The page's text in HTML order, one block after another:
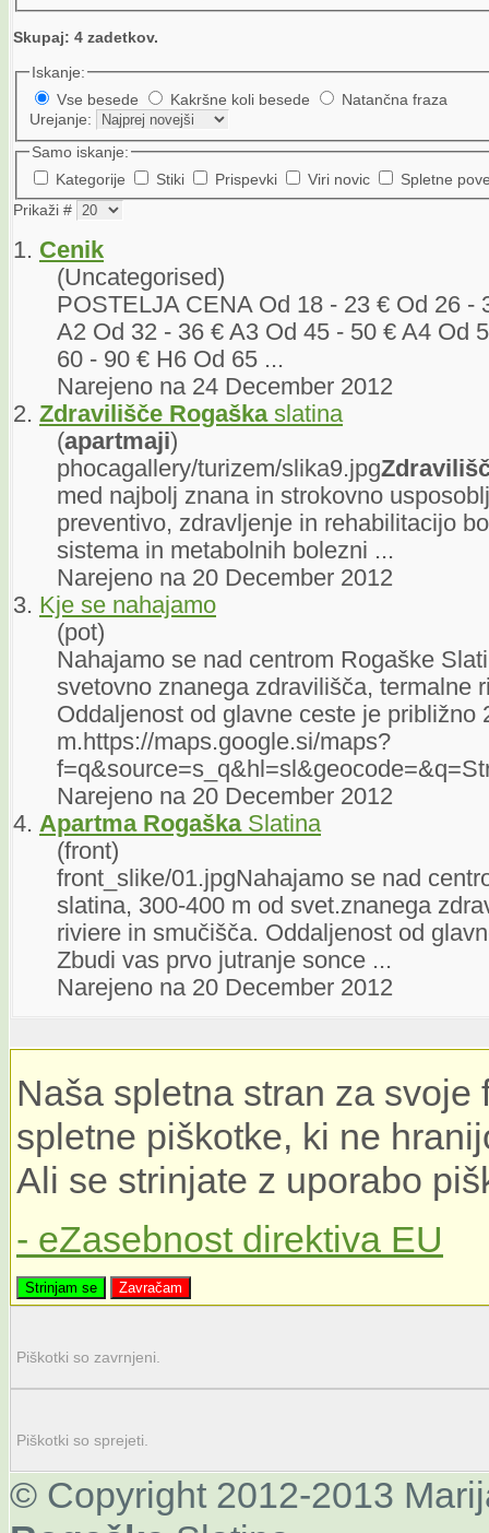
Skupaj: 4 zadetkov.
Iskanje:
Vse besede
Kakršne koli besede
Natančna fraza
Urejanje:
Samo iskanje:
Kategorije
Stiki Prispevki Viri novic
Spletne
Prikaži #
1. Cenik
(Uncategorised)
POSTELJA CENA Od 18 - 23 € Od 26 -
A2 Od 32 - 36 € A3 Od 45 - 50 € A4 Od
60 - 90 € H6 Od 65 ...
Narejeno na 24 December 2012
2. Zdravilišče Rogaškaslatina
(apartmaji)
phocagallery/turizem/slika9.jpg
med najbolj znana in strokovno
preventivo, zdravljenje in rehabilitacijo
sistema in metabolnih bolezni ...
Narejeno na 20 December 2012
3. Kje se nahajamo
(pot)
Nahajamo se nad centrom Rogaške
svetovno znanega zdravilišča, termalne
Oddaljenost od glavne ceste je približno
m.https://maps.google.si/maps?
Narejeno na 20 December 2012
4. Apartma RogaškaSlatina
(front)
front_slike/01.jpgNahajamo se nad
slatina, 300-400 m od svet.znanega
riviere in smučišča. Oddaljenost od
Zbudi vas prvo jutranje sonce ...
Narejeno na 20 December 2012
Naša spletna stran za
spletne piškotke, ki ne
Ali se strinjate z uporabo
- eZasebnost direktiva EU
Strinjam se Zavračam
Piškotki so zavrnjeni.
Piškotki so sprejeti.
© Copyright 2012-2013